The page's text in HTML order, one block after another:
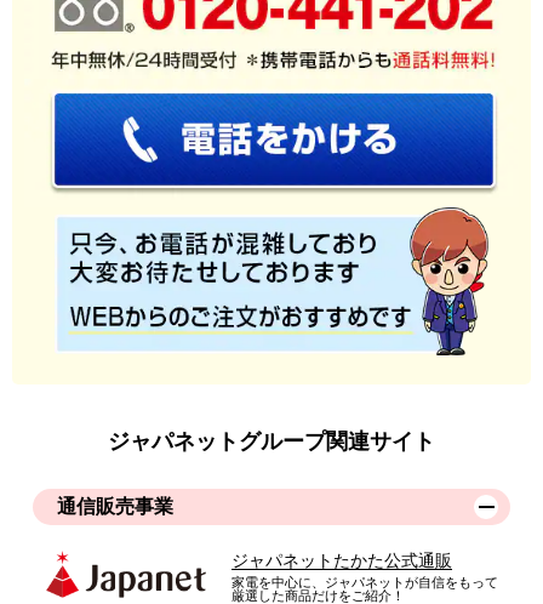
京都府50代I.R様
炊飯器を移動させることがあるのでその際に炊飯器が重く感じ
ました。お米の炊き上がりはふわっと、甘みがでて、美味しか
ったです。
大阪府60代N.A様
炊飯器でお米の美味しさが変わることに
驚いた
で変わるとは思いませんでした。
（香川県70代N.M様
想像以上の美味しさ
ジャパネットグループ関連サイト
通信販売事業
ジャパネットたかた公式通販
家電を中心に、ジャパネットが自信をもって
厳選した商品だけをご紹介！